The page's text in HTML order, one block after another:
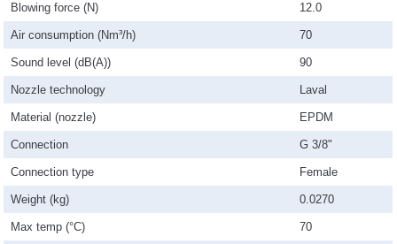
Blowing force (N) 12.0
Air consumption (Nm³/h) 70
Sound level (dB(A)) 90
Nozzle technology Laval
Material (nozzle) EPDM
Connection G 3/8"
Connection type Female
Weight (kg) 0.0270
Max temp (°C) 70